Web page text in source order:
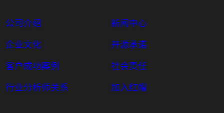
公司介绍
企业文化
客户成功案例
行业分析师关系
新闻中心
开源承诺
社会责任
加入红帽